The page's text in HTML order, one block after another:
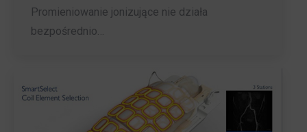
Promieniowanie jonizujące nie działa
bezpośrednio…